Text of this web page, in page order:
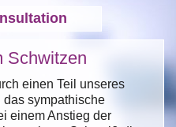
Schwitzen
einen Teil unseres
sympathische
einem Anstieg der